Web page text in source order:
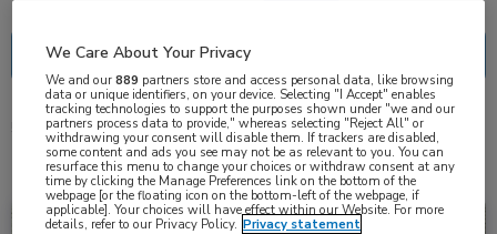
5 resultaten tenecteplase ✕
Nieuws Neurologie
We Care About Your Privacy
We and our889 partners store and access personal data, like browsing
data or unique identifiers, on your device. Selecting "I Accept" enables
tracking technologies to support the purposes shown under "we and our
partners process data to provide," whereas selecting "Reject All" or
withdrawing your consent will disable them. If trackers are disabled,
some content and ads you see may not be as relevant to you. You can
resurface this menu to change your choices or withdraw consent at any
time by clicking the Manage Preferences link on the bottom of the
webpage [or the floating icon on the bottom-left of the webpage, if
applicable]. Your choices will have effect within our Website. For more
details, refer to our Privacy Policy. Privacy statement